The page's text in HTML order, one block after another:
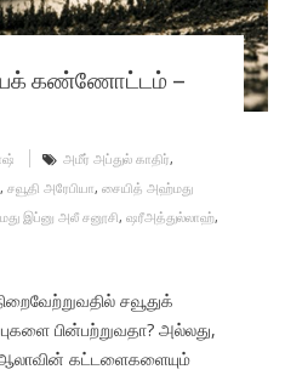
கண்ணோட்டம் –
அமீர் அப்துல் காதிர்,
, சவூதி அரேபியா, சையித் அஹ்மது
இப்னு அலீ சனூசி, ஷரீஅத்துல்லாஹ்,
சவூதுக்
பின்பற்றுவதா? அல்லது,
கட்டளைகளையும்